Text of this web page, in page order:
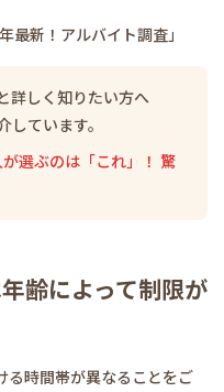
新！アルバイト調査」
詳しく知りたい方へ
ています。
選ぶのは「これ」！ 驚
齢によって制限が
る時間帯が異なることをご